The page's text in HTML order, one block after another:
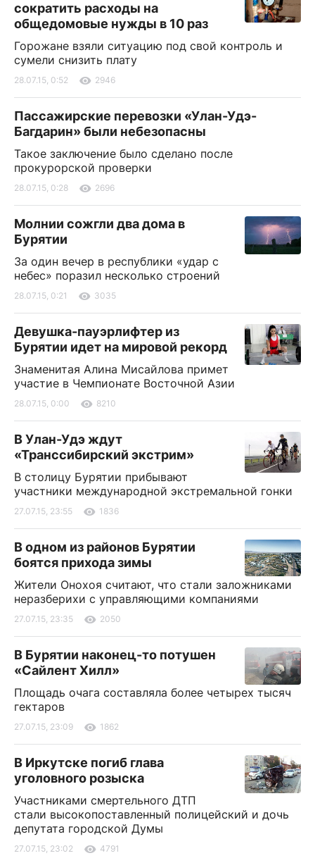
сократить расходы на
общедомовые нужды в 10 раз
Горожане взяли ситуацию под свой контроль и
сумели снизить плату
28.07.15, 0:52 2946
Пассажирские перевозки «Улан-Удэ-
Багдарин» были небезопасны
Такое заключение было сделано после
прокурорской проверки
28.07.15, 0:28 2696
Молнии сожгли два дома в
Бурятии
За один вечер в республики «удар с
небес» поразил несколько строений
28.07.15, 0:21 3035
Девушка-пауэрлифтер из
Бурятии идет на мировой рекорд
Знаменитая Алина Мисайлова примет
участие в Чемпионате Восточной Азии
28.07.15, 0:00 8210
В Улан-Удэ ждут
«Транссибирский экстрим»
В столицу Бурятии прибывают
участники международной экстремальной гонки
27.07.15, 23:55 1836
В одном из районов Бурятии
боятся прихода зимы
Жители Онохоя считают, что стали заложниками
неразберихи с управляющими компаниями
27.07.15, 23:35 2050
В Бурятии наконец-то потушен
«Сайлент Хилл»
Площадь очага составляла более четырех тысяч
гектаров
27.07.15, 23:09 1862
В Иркутске погиб глава
уголовного розыска
Участниками смертельного ДТП
стали высокопоставленный полицейский и дочь
депутата городской Думы
27.07.15, 23:02 4791